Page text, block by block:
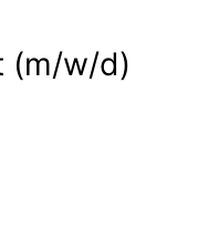
(m/w/d)